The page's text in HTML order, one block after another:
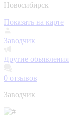
Новосибирск
Показать на карте
Заводчик
Другие объявления
0 отзывов
Заводчик